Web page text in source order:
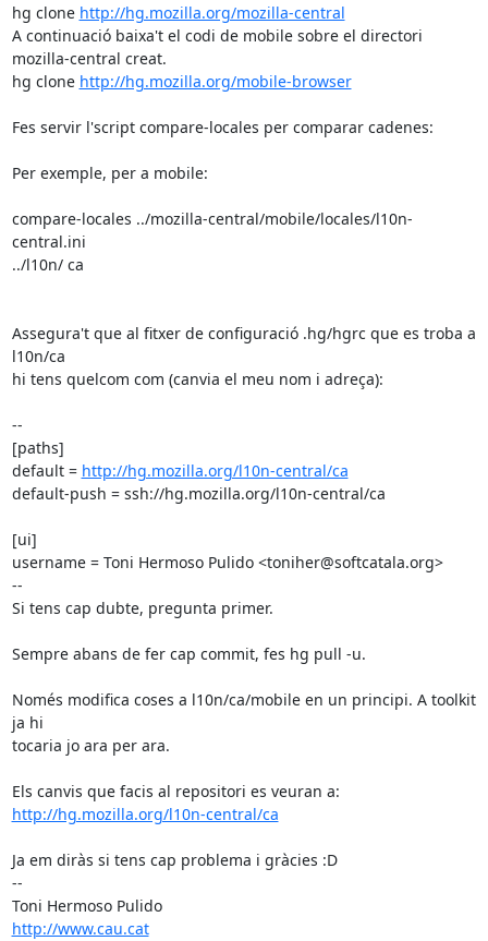
hg clone http://hg.mozilla.org/mozilla-central
A continuació baixa't el codi de mobile sobre el directori
mozilla-central creat.
hg clone http://hg.mozilla.org/mobile-browser
Fes servir l'script compare-locales per comparar cadenes:
Per exemple, per a mobile:
compare-locales ../mozilla-central/mobile/locales/l10n-
central.ini
../l10n/ ca
Assegura't que al fitxer de configuració .hg/hgrc que es troba a
l10n/ca
hi tens quelcom com (canvia el meu nom i adreça):
--
[paths]
default = http://hg.mozilla.org/l10n-central/ca
default-push = ssh://hg.mozilla.org/l10n-central/ca
[ui]
username = Toni Hermoso Pulido <toniher@softcatala.org>
--
Si tens cap dubte, pregunta primer.
Sempre abans de fer cap commit, fes hg pull -u.
Només modifica coses a l10n/ca/mobile en un principi. A toolkit
ja hi
tocaria jo ara per ara.
http://hg.mozilla.org/l10n-central/ca
Ja em diràs si tens cap problema i gràcies :D
--
Toni Hermoso Pulido
http://www.cau.cat